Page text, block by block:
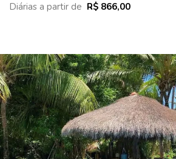
Diárias a partir de R$ 866,00